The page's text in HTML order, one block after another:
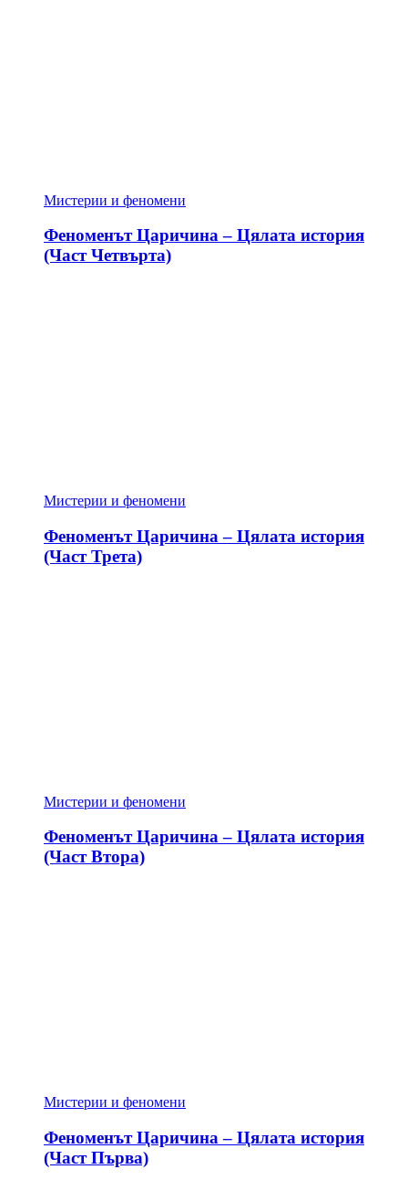
Мистерии и феномени
Феноменът Царичина – Цялата история
(Част Четвърта)
Мистерии и феномени
Феноменът Царичина – Цялата история
(Част Трета)
Мистерии и феномени
Феноменът Царичина – Цялата история
(Част Втора)
Мистерии и феномени
Феноменът Царичина – Цялата история
(Част Първа)